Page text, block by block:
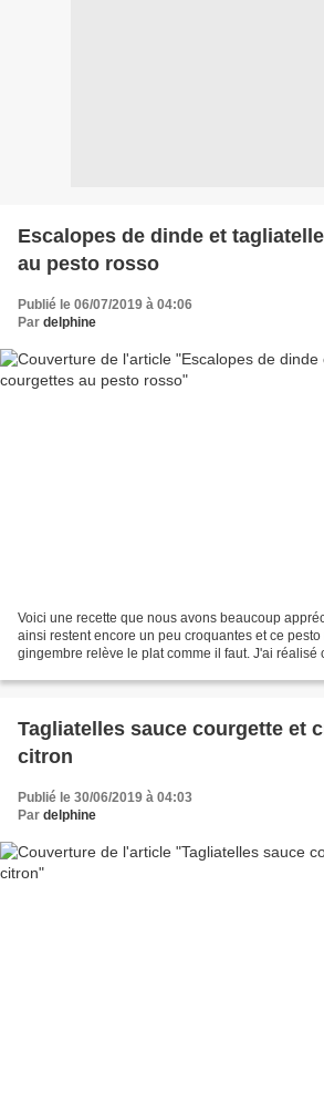
Escalopes de dinde et
au pesto rosso
Publié le 06/07/2019 à 04:06
Par delphine
Voici une recette que nous avons beaucoup
ainsi restent encore un peu croquantes et ce
gingembre relève le plat comme il faut. J'ai réalisé
Tagliatelles sauce courgette et
citron
Publié le 30/06/2019 à 04:03
Par delphine